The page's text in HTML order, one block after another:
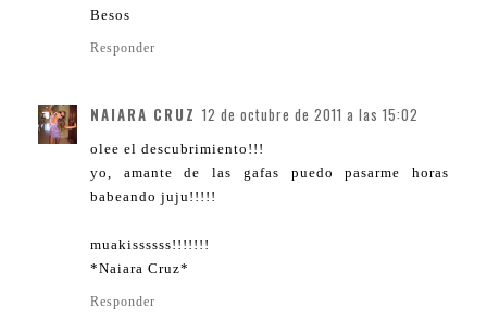
Besos
Responder
NAIARA CRUZ 12 de octubre de 2011 a las 15:02
olee el descubrimiento!!!
yo, amante de las gafas puedo pasarme horas
babeando juju!!!!!
muakissssss!!!!!!!
*Naiara Cruz*
Responder